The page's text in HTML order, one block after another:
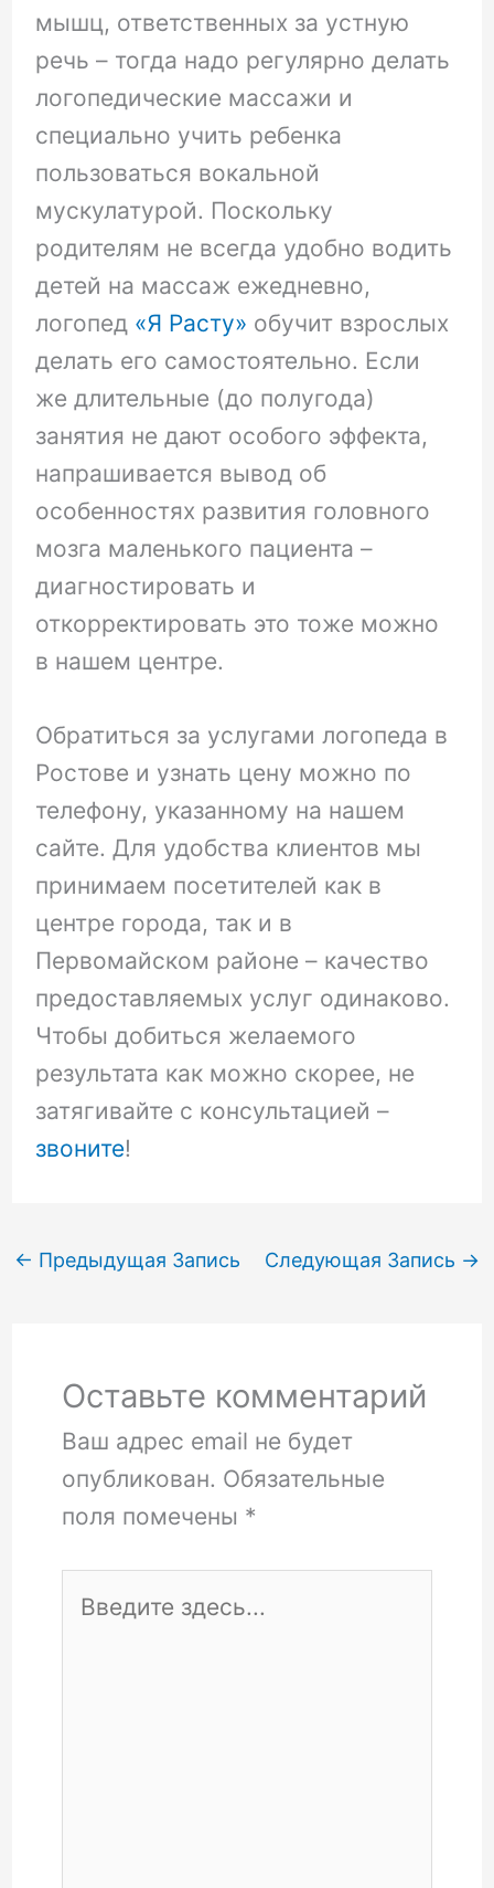
мышц, ответственных за устную
речь – тогда надо регулярно делать
логопедические массажи и
специально учить ребенка
пользоваться вокальной
мускулатурой. Поскольку
родителям не всегда удобно водить
детей на массаж ежедневно,
логопед «Я Расту» обучит взрослых
делать его самостоятельно. Если
же длительные (до полугода)
занятия не дают особого эффекта,
напрашивается вывод об
особенностях развития головного
мозга маленького пациента –
диагностировать и
откорректировать это тоже можно
в нашем центре.
Обратиться за услугами логопеда в
Ростове и узнать цену можно по
телефону, указанному на нашем
сайте. Для удобства клиентов мы
принимаем посетителей как в
центре города, так и в
Первомайском районе – качество
предоставляемых услуг одинаково.
Чтобы добиться желаемого
результата как можно скорее, не
затягивайте с консультацией –
звоните!
← Предыдущая Запись Следующая Запись →
Оставьте комментарий
Ваш адрес email не будет
опубликован. Обязательные
поля помечены *
здесь...